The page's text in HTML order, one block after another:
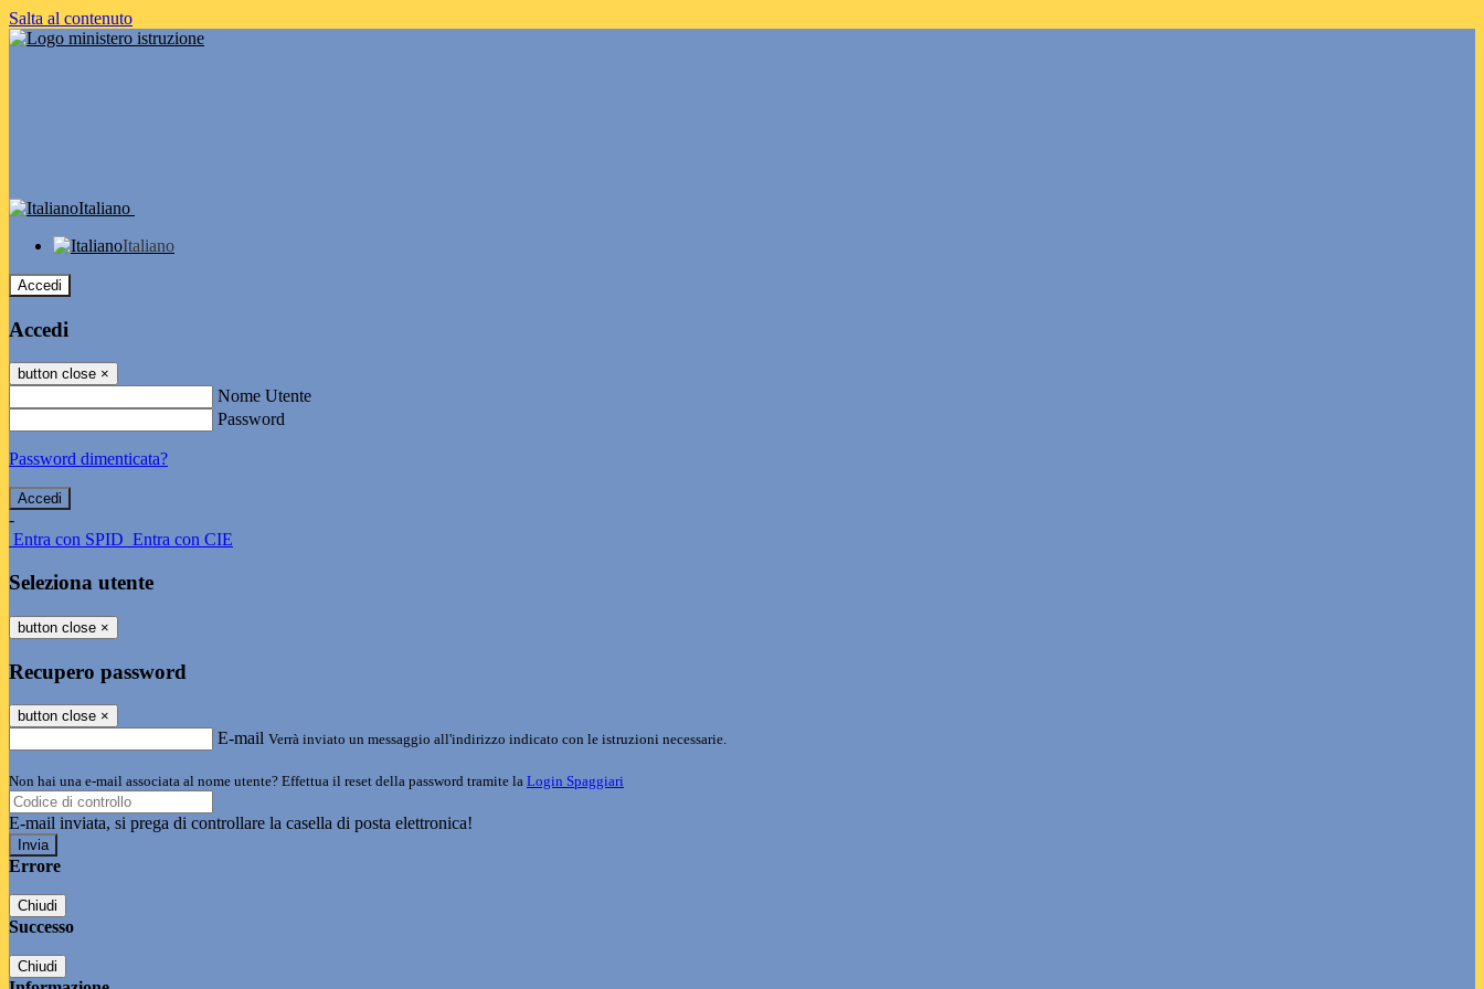
Salta al contenuto
Italiano
Italiano
Accedi
Accedi
button close ×
Nome Utente
Password
Password dimenticata?
-
Entra con SPID Entra con CIE
Seleziona utente
button close ×
Recupero password
button close ×
E-mail Verrà inviato un messaggio all'indirizzo indicato con le istruzioni necessarie.
Non hai una e-mail associata al nome utente? Effettua il reset della password tramite la Login Spaggiari
E-mail inviata, si prega di controllare la casella di posta elettronica!
Errore
Chiudi
Successo
Chiudi